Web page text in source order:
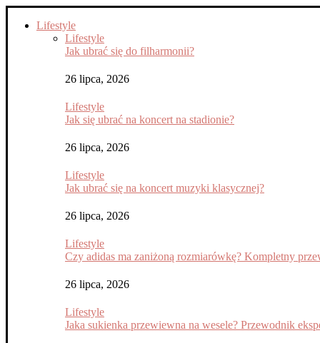
Lifestyle
Lifestyle
Jak ubrać się do filharmonii?
26 lipca, 2026
Lifestyle
Jak się ubrać na koncert na stadionie?
26 lipca, 2026
Lifestyle
Jak ubrać się na koncert muzyki klasycznej?
26 lipca, 2026
Lifestyle
Czy adidas ma zaniżoną rozmiarówkę? Kompletny
26 lipca, 2026
Lifestyle
Jaka sukienka przewiewna na wesele? Przewodnik